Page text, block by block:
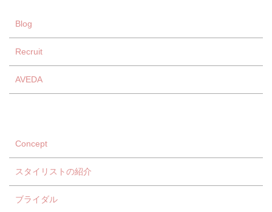
Blog
Recruit
AVEDA
Concept
スタイリストの紹介
ブライダル